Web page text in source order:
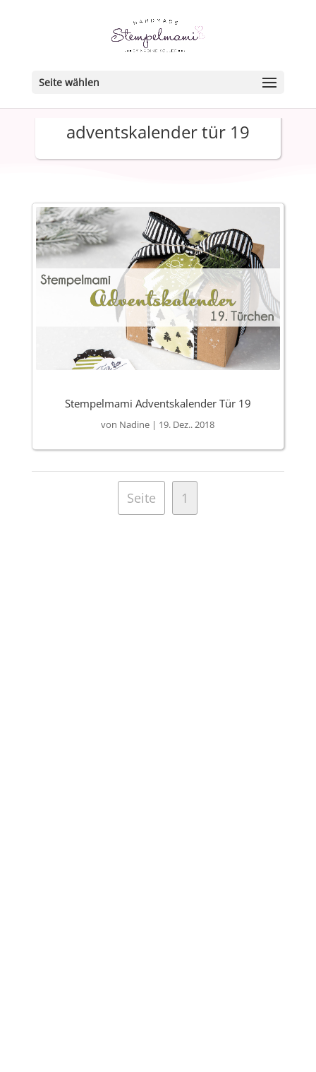
Seite wählen
adventskalender tür 19
Stempelmami Adventskalender Tür 19
von Nadine | 19. Dez.. 2018
Seite 1